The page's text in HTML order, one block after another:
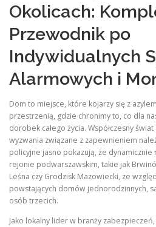
Okolicach:
Przewodnik po
Indywidualnych
Alarmowych i
Dom to miejsce, które kojarzy się z
przestrzenią, gdzie chronimy to, co dla
dorobek całego życia. Współczesny
wyzwania związane z zapewnieniem
policyjne jasno pokazują, że
rejonie podwarszawskim, takie jak
Leśna czy Grodzisk Mazowiecki, ze
powstających domów jednorodzinnych,
osób trzecich.
Jako lokalny lider w branży